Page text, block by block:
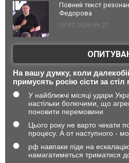
Повний текст
Федорова
18.07.2026 09:27
На вашу думку, коли
примусять росію сісти за стіл
У найближчі місяці удари
настільки болючими, що
поновити перемовини
Цього року не варто чекати
процесу. А от наступного -
рф навпаки піде на
намагатиметься триматися